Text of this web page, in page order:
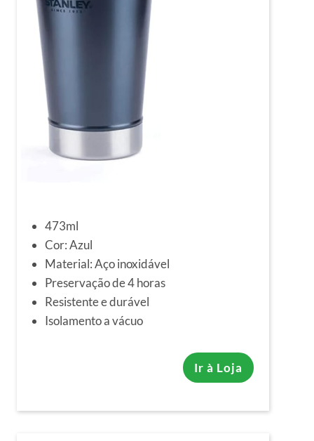
473ml
Cor: Azul
Material: Aço inoxidável
Preservação de 4 horas
Resistente e durável
Isolamento a vácuo
Ir à Loja